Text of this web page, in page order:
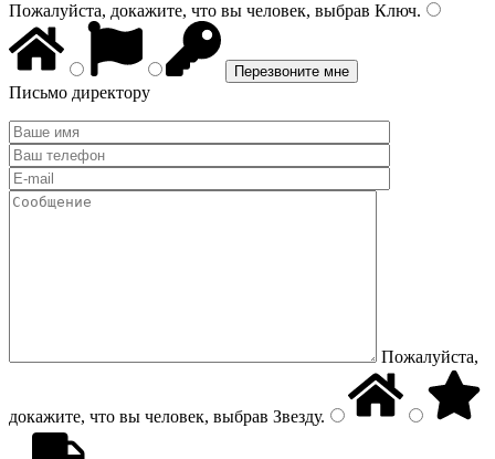
Пожалуйста, докажите, что вы человек, выбрав Ключ.
Письмо директору
Пожалуйста,
докажите, что вы человек, выбрав Звезду.